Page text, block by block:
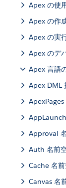
Apex の使
Apex の作
Apex の実
Apex のデ
Apex 言語
Apex DML
ApexPages
Approval
Auth 名前
Cache 名
Canvas 名